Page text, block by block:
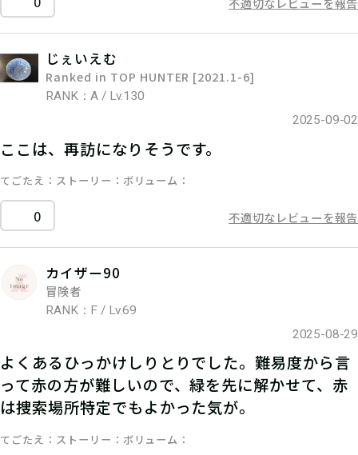
じぇいえむ
Ranked in TOP HUNTER [2021.1-6]
RANK：A / Lv.130
2025-09-02
ここは、再訪になりそうです。
てごたえ ストーリー ボリューム
0 不適切なレビューを報告
カイザー90
冒険者
RANK：F / Lv.69
2025-08-29
よくあるひっかけしりとりでした。難易度から言
って赤の方が難しいので、緑を先に解かせて、赤
は捜索場所特定でもよかった気が。
てごたえ ストーリー ボリューム